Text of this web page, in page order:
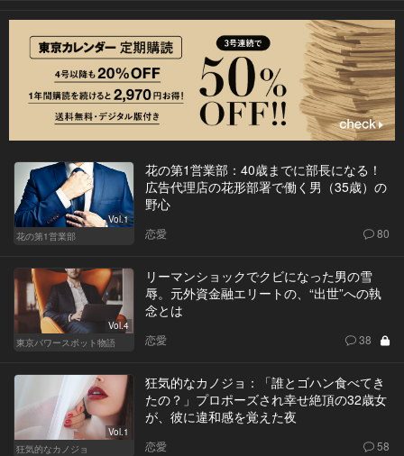
Vol.1
花の第1営業部
花の第1営業部：40歳までに部長になる！
広告代理店の花形部署で働く男（35歳）の
野心
恋愛 80
Vol.4
東京パワースポット物語
リーマンショックでクビになった男の雪
辱。元外資金融エリートの、“出世”への執
念とは
恋愛 38
Vol.1
狂気的なカノジョ
狂気的なカノジョ：「誰とゴハン食べてき
たの？」プロポーズされ幸せ絶頂の32歳女
が、彼に違和感を覚えた夜
恋愛 58